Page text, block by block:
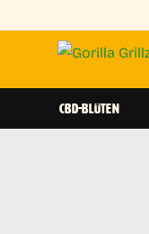
CBD-BLÜTEN